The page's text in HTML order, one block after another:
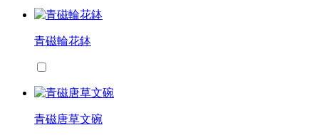
青磁輪花鉢
青磁唐草文碗